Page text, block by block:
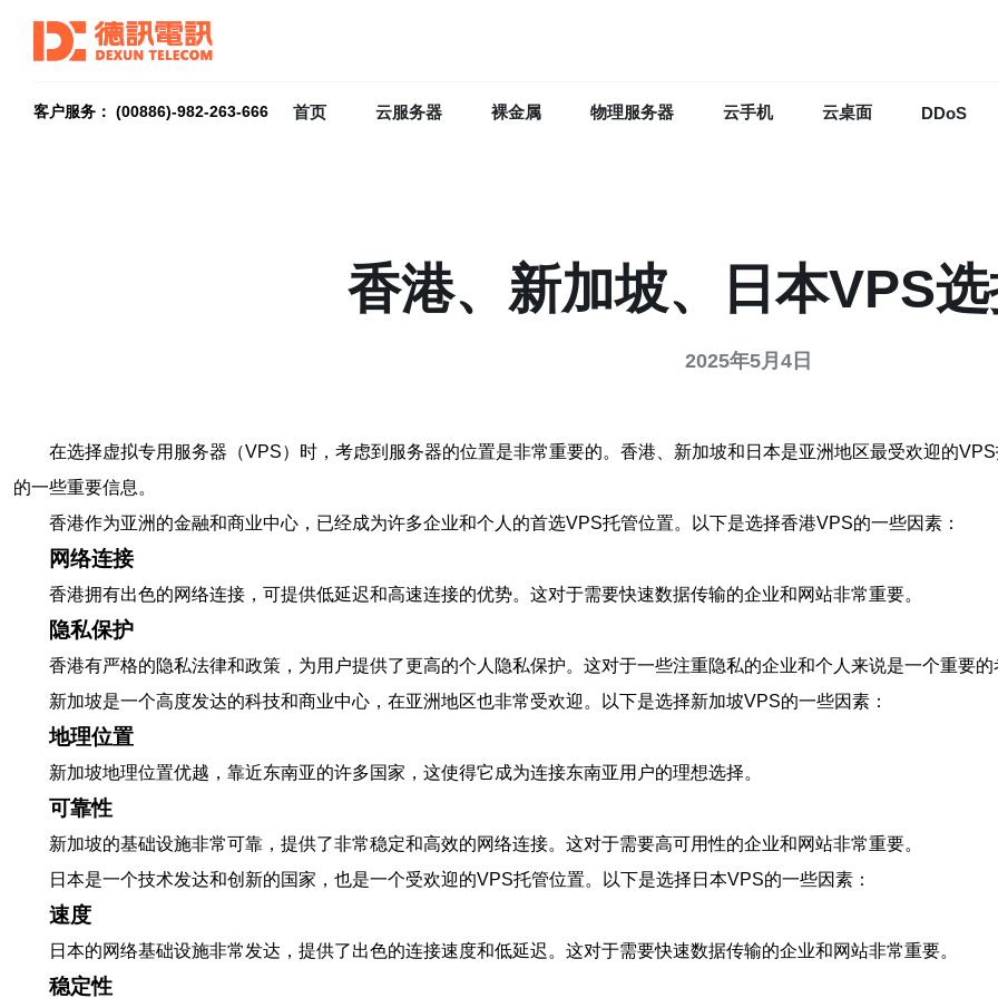
客户服务： (00886)-982-263-666 首页 云服务器 裸金属 物理服务器 云手机 云桌面 DDoS
香港、新加坡、日本VPS
2025年5月4日
在选择虚拟专用服务器（VPS）时，考虑到服务器的位置是非常重要的。香港、新加坡和日本是亚洲地区最受欢迎的
的一些重要信息。
香港作为亚洲的金融和商业中心，已经成为许多企业和个人的首选VPS托管位置。以下是选择香港VPS的一些因素：
网络连接
香港拥有出色的网络连接，可提供低延迟和高速连接的优势。这对于需要快速数据传输的企业和网站非常重要。
隐私保护
香港有严格的隐私法律和政策，为用户提供了更高的个人隐私保护。这对于一些注重隐私的企业和个人来说是一个重要的
新加坡是一个高度发达的科技和商业中心，在亚洲地区也非常受欢迎。以下是选择新加坡VPS的一些因素：
地理位置
新加坡地理位置优越，靠近东南亚的许多国家，这使得它成为连接东南亚用户的理想选择。
可靠性
新加坡的基础设施非常可靠，提供了非常稳定和高效的网络连接。这对于需要高可用性的企业和网站非常重要。
日本是一个技术发达和创新的国家，也是一个受欢迎的VPS托管位置。以下是选择日本VPS的一些因素：
速度
日本的网络基础设施非常发达，提供了出色的连接速度和低延迟。这对于需要快速数据传输的企业和网站非常重要。
稳定性